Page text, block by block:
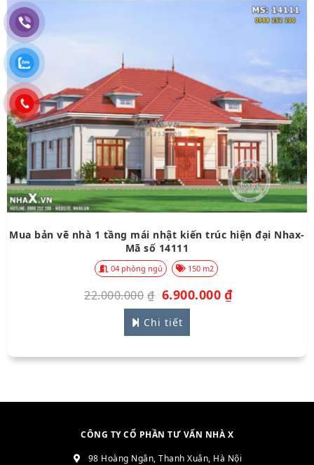
Mua bản vẽ nhà 1 tầng mái nhật kiến trúc hiện đại Nhax-
Mã số 14111
04 phòng ngủ 150 m2
22.000.000 ₫ 6.900.000 ₫
Chi tiết
CÔNG TY CỔ PHẦN TƯ VẤN NHÀ X
98 Hoàng Ngân, Thanh Xuân, Hà Nội